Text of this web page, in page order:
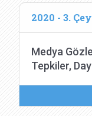
2020 - 3.
Medya
Tepkiler,